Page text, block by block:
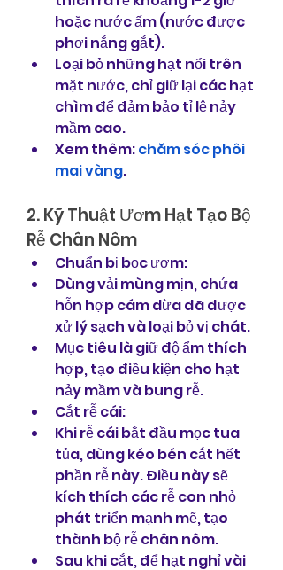
hoặc nước ấm (nước được
phơi nắng gắt).
Loại bỏ những hạt nổi trên
mặt nước, chỉ giữ lại các hạt
chìm để đảm bảo tỉ lệ nảy
mầm cao.
Xem thêm: chăm sóc phôi
mai vàng.
2. Kỹ Thuật Ươm Hạt Tạo Bộ
Rễ Chân Nôm
Chuẩn bị bọc ươm:
Dùng vải mùng mịn, chứa
hỗn hợp cám dừa đã được
xử lý sạch và loại bỏ vị chát.
Mục tiêu là giữ độ ẩm thích
hợp, tạo điều kiện cho hạt
nảy mầm và bung rễ.
Cắt rễ cái:
Khi rễ cái bắt đầu mọc tua
tủa, dùng kéo bén cắt hết
phần rễ này. Điều này sẽ
kích thích các rễ con nhỏ
phát triển mạnh mẽ, tạo
thành bộ rễ chân nôm.
Sau khi cắt, để hạt nghỉ vài